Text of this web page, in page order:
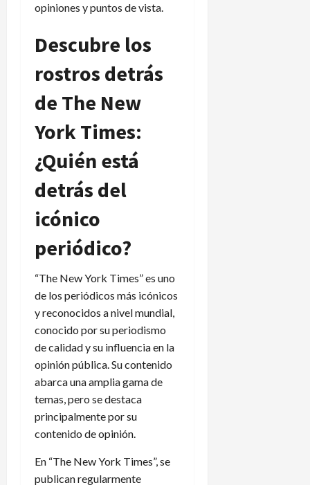
opiniones y puntos de vista.
Descubre los
rostros detrás
de The New
York Times:
¿Quién está
detrás del
icónico
periódico?
“The New York Times” es uno
de los periódicos más icónicos
y reconocidos a nivel mundial,
conocido por su periodismo
de calidad y su influencia en la
opinión pública. Su contenido
abarca una amplia gama de
temas, pero se destaca
principalmente por su
contenido de opinión.
En “The New York Times”, se
publican regularmente